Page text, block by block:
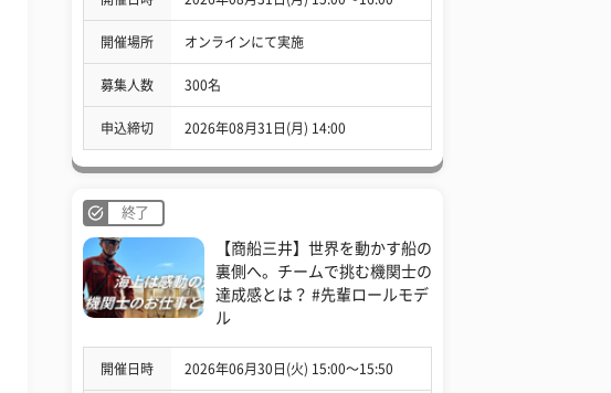
開催場所 オンラインにて実施
募集人数 300名
申込締切 2026年08月31日(月) 14:00
終了
【商船三井】世界を動かす船の
裏側へ。チームで挑む機関士の
達成感とは？ #先輩ロールモデ
ル
開催日時 2026年06月30日(火) 15:00〜15:50